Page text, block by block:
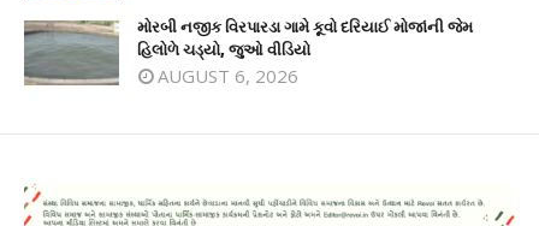
મોરબી નજીક વિરપારડા ગામે કૂવો દરિયાઈ મોજાંની જેમ
હિલોળે ચડ્યો, જુઓ વીડિયો
AUGUST 6, 2026